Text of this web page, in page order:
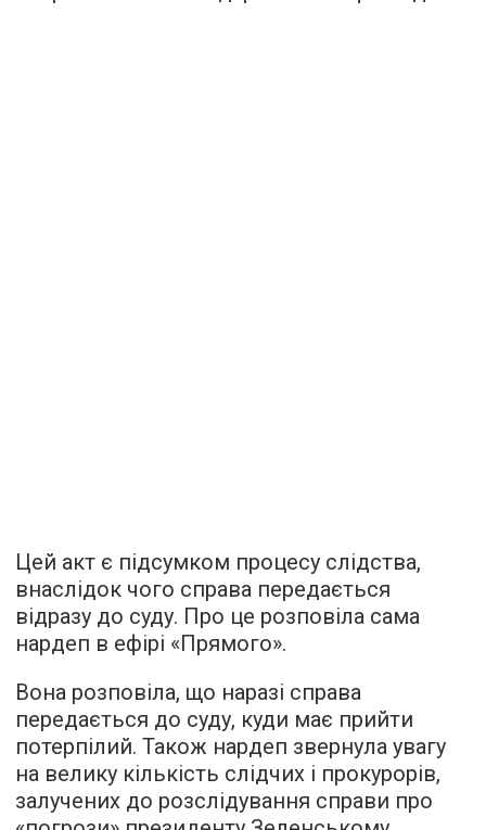
Цей акт є підсумком процесу слідства,
внаслідок чого справа передається
відразу до суду. Про це розповіла сама
нардеп в ефірі «Прямого».
Вона розповіла, що наразі справа
передається до суду, куди має прийти
потерпілий. Також нардеп звернула увагу
на велику кількість слідчих і прокурорів,
залучених до розслідування справи про